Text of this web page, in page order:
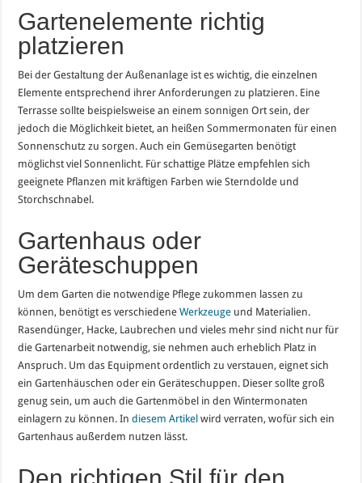
Gartenelemente richtig
platzieren
Bei der Gestaltung der Außenanlage ist es wichtig, die einzelnen
Elemente entsprechend ihrer Anforderungen zu platzieren. Eine
Terrasse sollte beispielsweise an einem sonnigen Ort sein, der
jedoch die Möglichkeit bietet, an heißen Sommermonaten für einen
Sonnenschutz zu sorgen. Auch ein Gemüsegarten benötigt
möglichst viel Sonnenlicht. Für schattige Plätze empfehlen sich
geeignete Pflanzen mit kräftigen Farben wie Sterndolde und
Storchschnabel.
Gartenhaus oder
Geräteschuppen
Um dem Garten die notwendige Pflege zukommen lassen zu
können, benötigt es verschiedeneWerkzeuge und Materialien.
Rasendünger, Hacke, Laubrechen und vieles mehr sind nicht nur für
die Gartenarbeit notwendig, sie nehmen auch erheblich Platz in
Anspruch. Um das Equipment ordentlich zu verstauen, eignet sich
ein Gartenhäuschen oder ein Geräteschuppen. Dieser sollte groß
genug sein, um auch die Gartenmöbel in den Wintermonaten
einlagern zu können. Indiesem Artikel wird verraten, wofür sich ein
Gartenhaus außerdem nutzen lässt.
Den richtigen Stil für den